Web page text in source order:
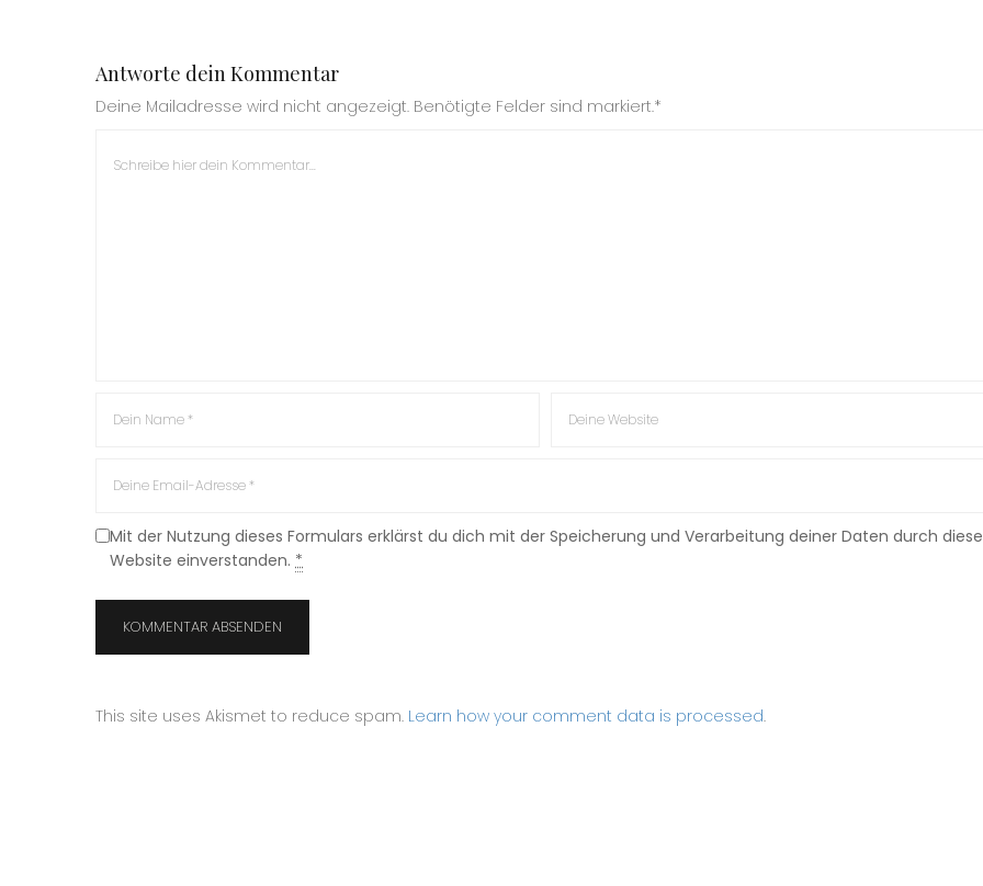
Antworte dein Kommentar
Deine Mailadresse wird nicht angezeigt. Benötigte Felder sind markiert.*
Mit der Nutzung dieses Formulars erklärst du dich mit der Speicherung und Verarbeitung deiner Daten durch diese
Website einverstanden. *
This site uses Akismet to reduce spam. Learn how your comment data is processed.